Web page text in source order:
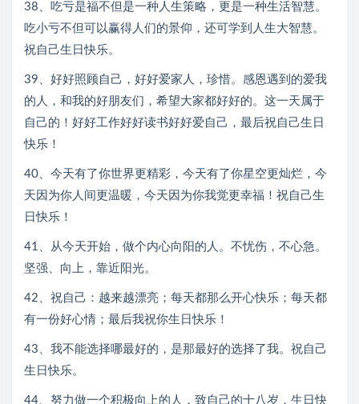
38、吃亏是福不但是一种人生策略，更是一种生活智慧。
吃小亏不但可以赢得人们的景仰，还可学到人生大智慧。
祝自己生日快乐。
39、好好照顾自己，好好爱家人，珍惜。感恩遇到的爱我
的人，和我的好朋友们，希望大家都好好的。这一天属于
自己的！好好工作好好读书好好爱自己，最后祝自己生日
快乐！
40、今天有了你世界更精彩，今天有了你星空更灿烂，今
天因为你人间更温暖，今天因为你我觉更幸福！祝自己生
日快乐！
41、从今天开始，做个内心向阳的人。不忧伤，不心急。
坚强、向上，靠近阳光。
42、祝自己：越来越漂亮；每天都那么开心快乐；每天都
有一份好心情；最后我祝你生日快乐！
43、我不能选择哪最好的，是那最好的选择了我。祝自己
生日快乐。
44、努力做一个积极向上的人，致自己的十八岁，生日快